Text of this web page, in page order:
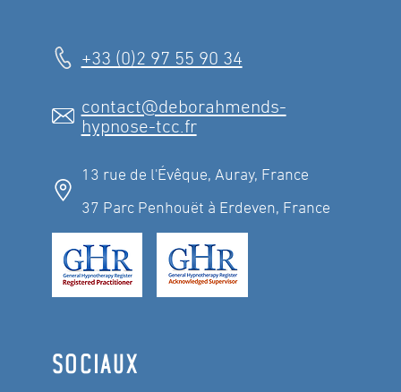
+33 (0)2 97 55 90 34
contact@deborahmends-
hypnose-tcc.fr
13 rue de l'Évêque, Auray, France
37 Parc Penhouët à Erdeven, France
SOCIAUX